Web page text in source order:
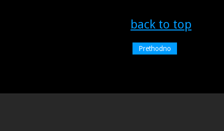
back to top
Prethodno